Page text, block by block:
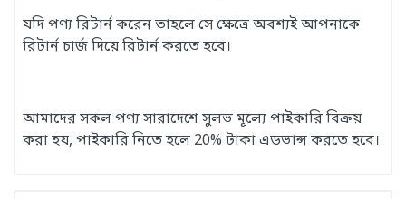
যদি পণ্য রিটার্ন করেন তাহলে সে ক্ষেত্রে অবশ্যই আপনাকে
রিটার্ন চার্জ দিয়ে রিটার্ন করতে হবে।
আমাদের সকল পণ্য সারাদেশে সুলভ মূল্যে পাইকারি বিক্রয়
করা হয়, পাইকারি নিতে হলে 20% টাকা এডভান্স করতে হবে।